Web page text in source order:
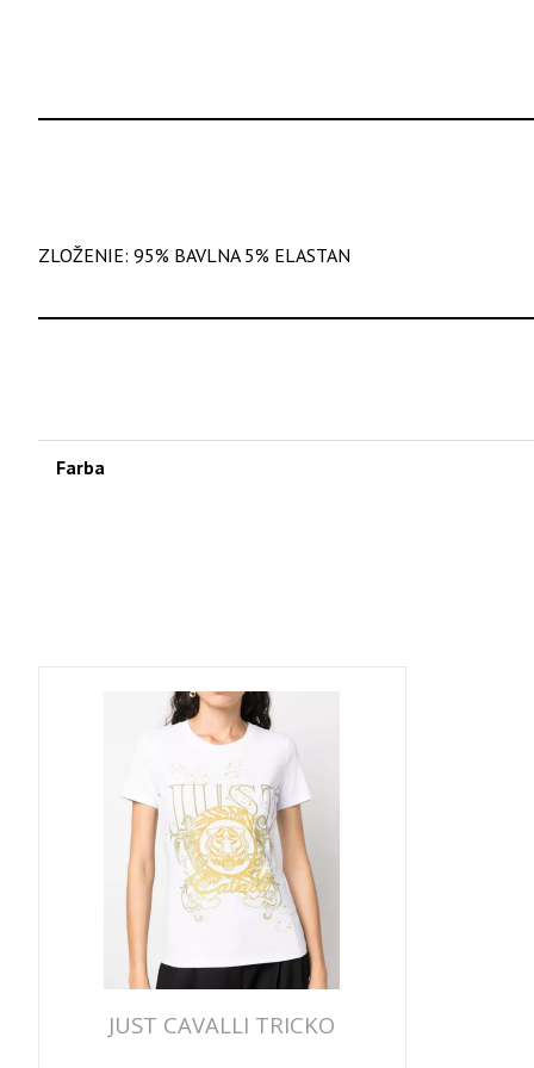
ZLOŽENIE: 95% BAVLNA 5% ELASTAN
Farba
JUST CAVALLI TRICKO